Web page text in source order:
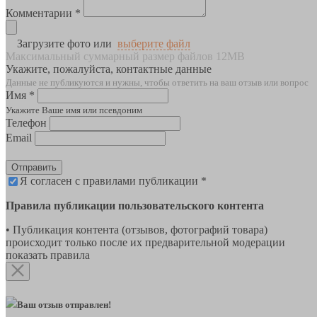
Комментарии *
Загрузите фото или выберите файл
Максимальный суммарный размер файлов 12MB
Укажите, пожалуйста, контактные данные
Данные не публикуются и нужны, чтобы ответить на ваш отзыв или вопрос
Имя *
Укажите Ваше имя или псевдоним
Телефон
Email
Отправить
Я согласен с правилами публикации *
Правила публикации пользовательского контента
• Публикация контента (отзывов, фотографий товара)
происходит только после их предварительной модерации
показать правила
Ваш отзыв отправлен!